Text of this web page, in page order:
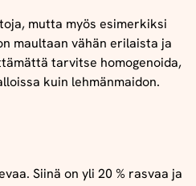
mutta myös esimerkiksi
maultaan vähän erilaista ja
tarvitse homogenoida,
kuin lehmänmaidon.
Siinä on yli 20 % rasvaa ja